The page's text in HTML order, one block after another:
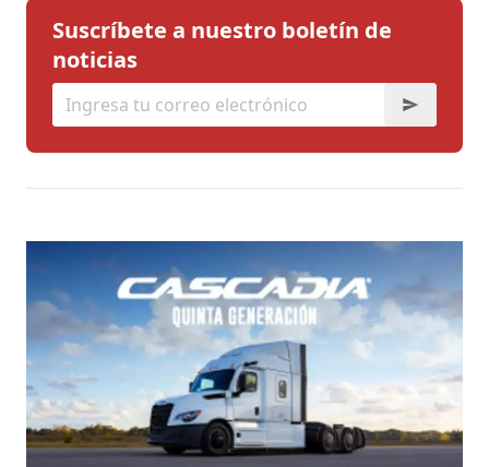
Suscríbete a nuestro boletín de
noticias